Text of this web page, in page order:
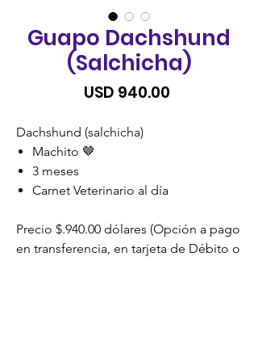
Guapo Dachshund
(Salchicha)
USD 940.00
Dachshund (salchicha)
Machito 🤎
3 meses
Carnet Veterinario al día
Precio $.940.00 dólares (Opción a pago
en transferencia, en tarjeta de Débito o